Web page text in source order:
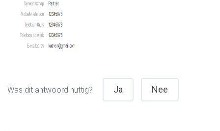
Was dit antwoord nuttig? Ja Nee